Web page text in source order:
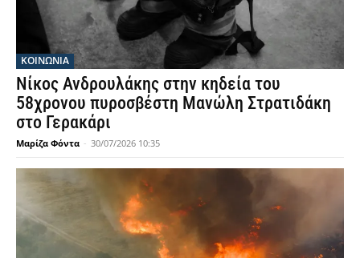
ΚΟΙΝΩΝΙΑ
Νίκος Ανδρουλάκης στην κηδεία του
58χρονου πυροσβέστη Μανώλη Στρατιδάκη
στο Γερακάρι
Μαρίζα Φόντα - 30/07/2026 10:35